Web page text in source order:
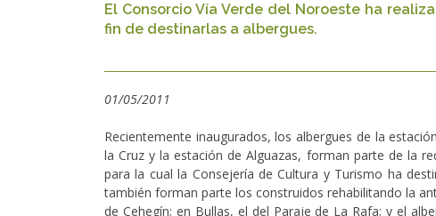
El Consorcio Vía Verde del Noroeste ha
fin de destinarlas a albergues.
01/05/2011
Recientemente inaugurados, los albergues de la
la Cruz y la estación de Alguazas, forman parte de la
para la cual la Consejería de Cultura y Turismo ha
también forman parte los construidos rehabilitando la
de Cehegín; en Bullas, el del Paraje de La Rafa; y el